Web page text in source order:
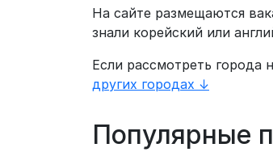
На сайте размещаются
знали корейский или
Если рассмотреть города
других городах ↓
Популярные